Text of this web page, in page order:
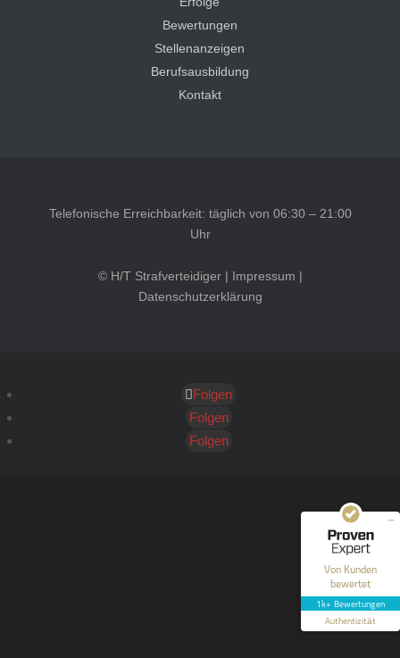
Bewertungen
Stellenanzeigen
Berufsausbildung
Kontakt
Telefonische Erreichbarkeit: täglich von 06:30 – 21:00
Uhr
© H/T Strafverteidiger | Impressum |
Datenschutzerklärung
Folgen
Folgen
Folgen
Von Kunden
bewertet
1k+ Bewertungen
Authentizität
Kundenbewertungen und Erfahrungen zu
SEHR GUT
40
Bewertungen auf
ProvenExpert.com
Blick aufs ProvenExpert-Profil werfen